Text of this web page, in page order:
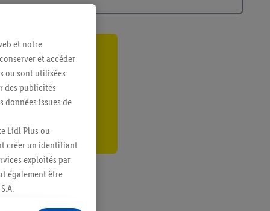
et notre
et accéder
ou sont utilisées
des publicités
données issues de
Lidl Plus ou
créer un identifiant
exploités par
également être